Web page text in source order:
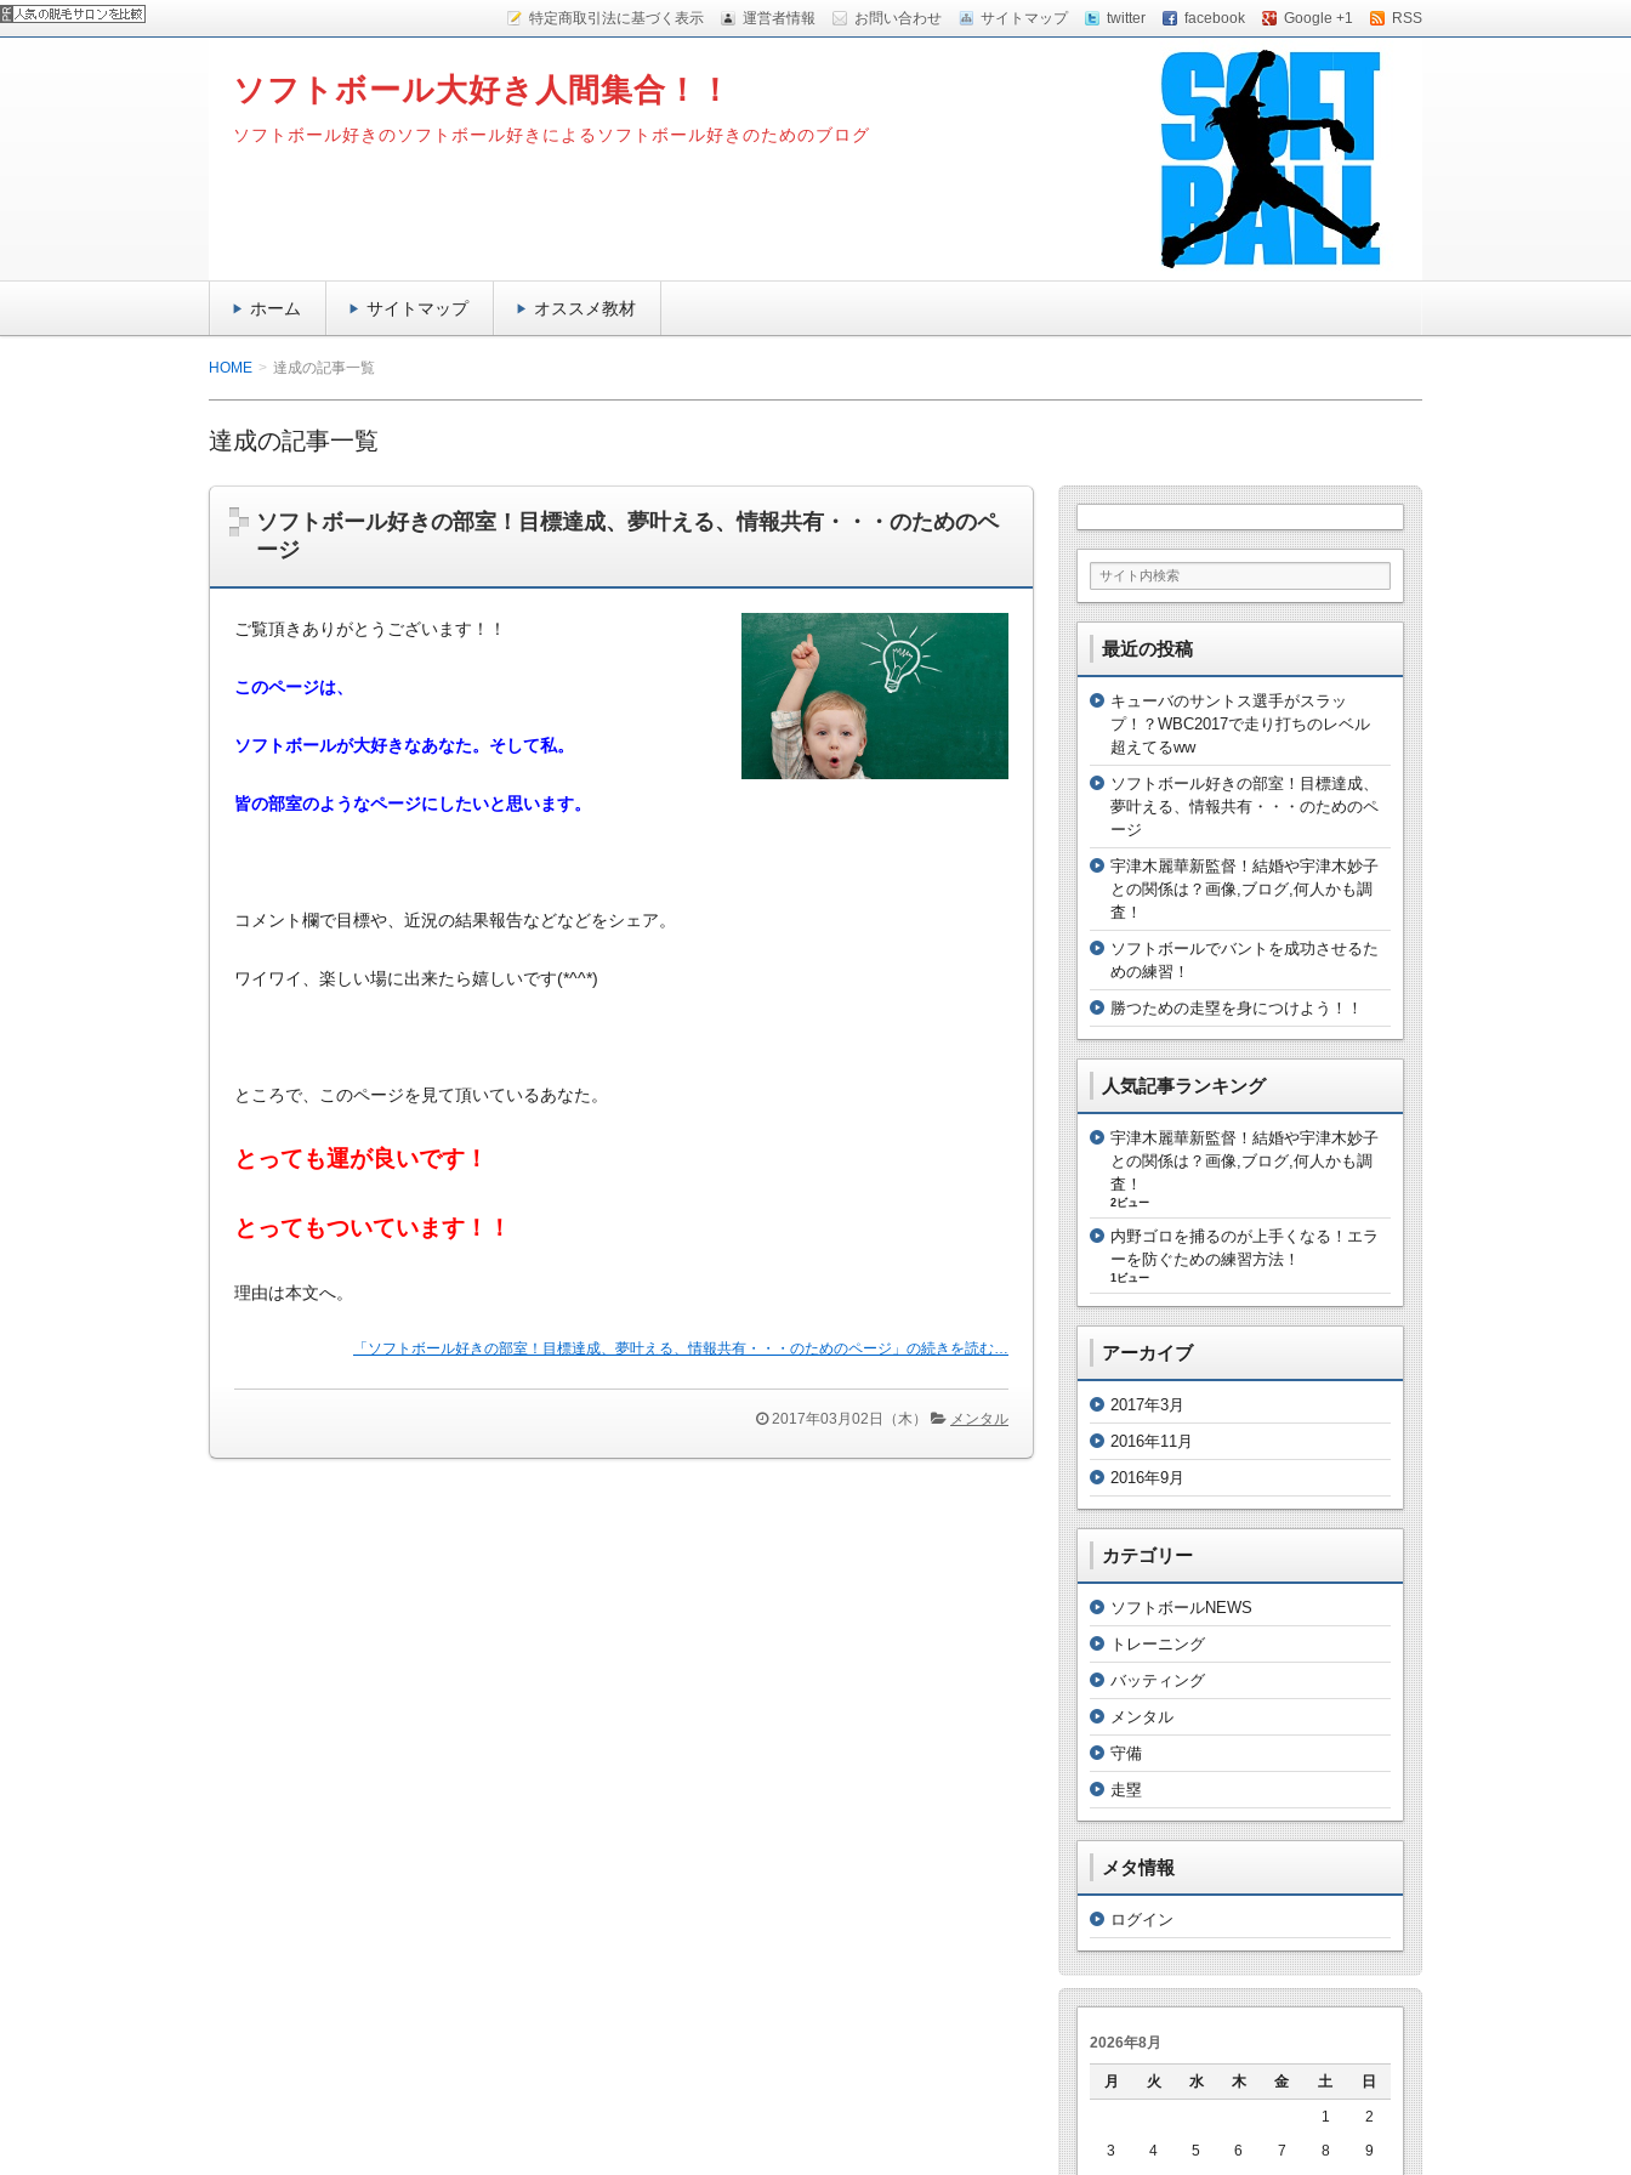
特定商取引法に基づく表示 運営者情報 お問い合わせ サイトマップ twitter facebook Google +1 RSS
ソフトボール大好き人間集合！！
ソフトボール好きのソフトボール好きによるソフトボール好きのためのブログ
ホーム サイトマップ オススメ教材
HOME 達成の記事一覧
達成の記事一覧
ソフトボール好きの部室！目標達成、夢叶える、情報共有・・・のためのペ
ージ
ご覧頂きありがとうございます！！
このページは、
ソフトボールが大好きなあなた。そして私。
皆の部室のようなページにしたいと思います。
コメント欄で目標や、近況の結果報告などなどをシェア。
ワイワイ、楽しい場に出来たら嬉しいです(*^^*)
ところで、このページを見て頂いているあなた。
とっても運が良いです！
とってもついています！！
理由は本文へ。
「ソフトボール好きの部室！目標達成、夢叶える、情報共有・・・のためのページ」の続きを読む…
2017年03月02日（木） メンタル
最近の投稿
キューバのサントス選手がスラッ
プ！？WBC2017で走り打ちのレベル
超えてるww
ソフトボール好きの部室！目標達成、
夢叶える、情報共有・・・のためのペ
ージ
宇津木麗華新監督！結婚や宇津木妙子
との関係は？画像,ブログ,何人かも調
査！
ソフトボールでバントを成功させるた
めの練習！
勝つための走塁を身につけよう！！
人気記事ランキング
宇津木麗華新監督！結婚や宇津木妙子
との関係は？画像,ブログ,何人かも調
査！
2ビュー
内野ゴロを捕るのが上手くなる！エラ
ーを防ぐための練習方法！
1ビュー
アーカイブ
2017年3月
2016年11月
2016年9月
カテゴリー
ソフトボールNEWS
トレーニング
バッティング
メンタル
守備
走塁
メタ情報
ログイン
2026年8月
月 火 水 木 金 土 日
1
2
3
4 5 6 7 8 9